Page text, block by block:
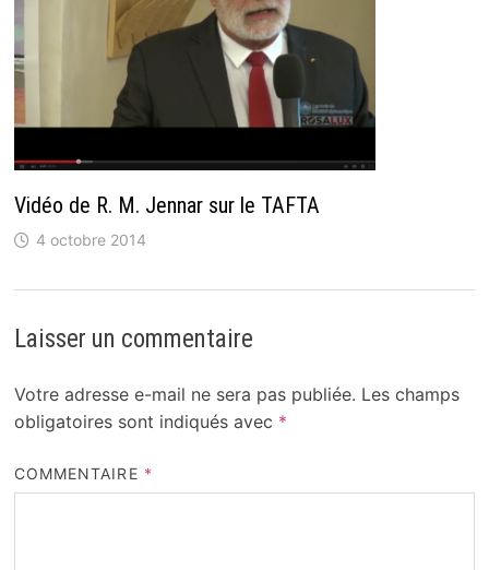
Vidéo de R. M. Jennar sur le TAFTA
4 octobre 2014
Laisser un commentaire
Votre adresse e-mail ne sera pas publiée. Les champs
obligatoires sont indiqués avec *
COMMENTAIRE *